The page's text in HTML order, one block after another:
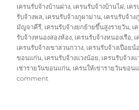
เครนรับจ้างบ้านฝาง, เครนรับจ้างบ้านไผ่, เค
รับจ้างพล, เครนรับจ้างภูผาม่าน, เครนรับจ้าง
มัญจาคีรี, เครนรับจ้างยกย้ายขึ้นสูงรายวัน, เ
รับจ้างหนองสองห้อง, เครนรับจ้างหนองเรือ,
เครนรับจ้างเขาสวนกวาง, เครนรับจ้างเปือยน้
ขอนแก่น, เครนรับจ้างแวงน้อย, เครนรับจ้าง
เช่ารายวันขอนแก่น, เครนให้เข่ารายวันขอน
commenton